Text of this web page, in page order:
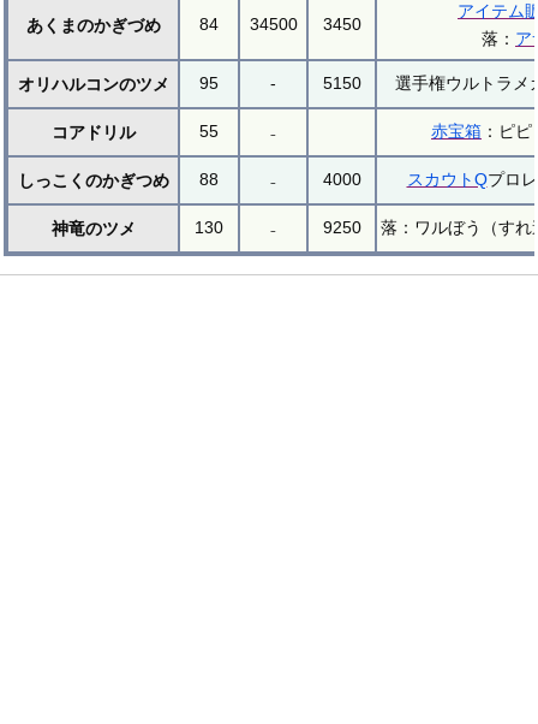
あくまのかぎづめ 84 34500 3450
アイテム
落： ア
オリハルコンのツメ 95 - 5150 選手権ウルトラメ
コアドリル 55 ₋ 赤宝箱 ：ピ
しっこくのかぎつめ 88 ₋ 4000 スカウトQプロ
神竜のツメ 130 ₋ 9250 落：ワルぼう（す